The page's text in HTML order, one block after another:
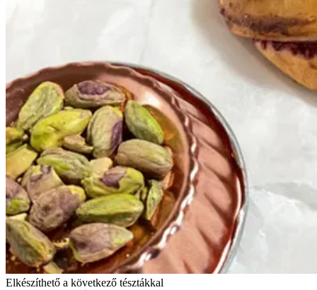
Elkészíthető a következő tésztákkal